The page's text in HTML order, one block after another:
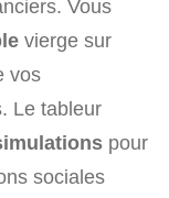
Vous
vierge sur
vos
Le tableur
pour
sociales